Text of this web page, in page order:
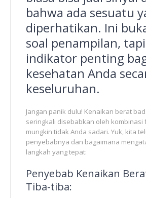
bahwa ada sesuatu
diperhatikan. Ini
soal penampilan,
indikator penting
kesehatan Anda
keseluruhan.
Jangan panik dulu! Kenaikan berat
seringkali disebabkan oleh
mungkin tidak Anda sadari. Yuk, kita
penyebabnya dan bagaimana
langkah yang tepat:
Penyebab Kenaikan
Tiba-tiba: